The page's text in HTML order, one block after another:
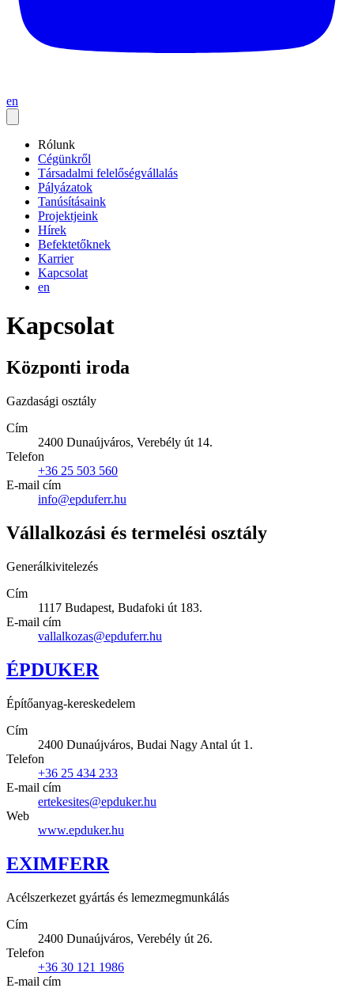
en
Rólunk
Cégünkről
Társadalmi felelőségvállalás
Pályázatok
Tanúsításaink
Projektjeink
Hírek
Befektetőknek
Karrier
Kapcsolat
en
Kapcsolat
Központi iroda
Gazdasági osztály
Cím
2400 Dunaújváros, Verebély út 14.
Telefon
+36 25 503 560
E-mail cím
info@epduferr.hu
Vállalkozási és termelési osztály
Generálkivitelezés
Cím
1117 Budapest, Budafoki út 183.
E-mail cím
vallalkozas@epduferr.hu
ÉPDUKER
Építőanyag-kereskedelem
Cím
2400 Dunaújváros, Budai Nagy Antal út 1.
Telefon
+36 25 434 233
E-mail cím
ertekesites@epduker.hu
Web
www.epduker.hu
EXIMFERR
Acélszerkezet gyártás és lemezmegmunkálás
Cím
2400 Dunaújváros, Verebély út 26.
Telefon
+36 30 121 1986
E-mail cím